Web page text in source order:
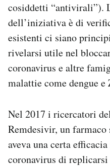
cosiddetti “antivirali”).
dell’iniziativa è di
esistenti ci siano
rivelarsi utile nel
coronavirus e altre
malattie come dengue e
Nel 2017 i ricercatori
Remdesivir, un
aveva una certa
coronavirus di